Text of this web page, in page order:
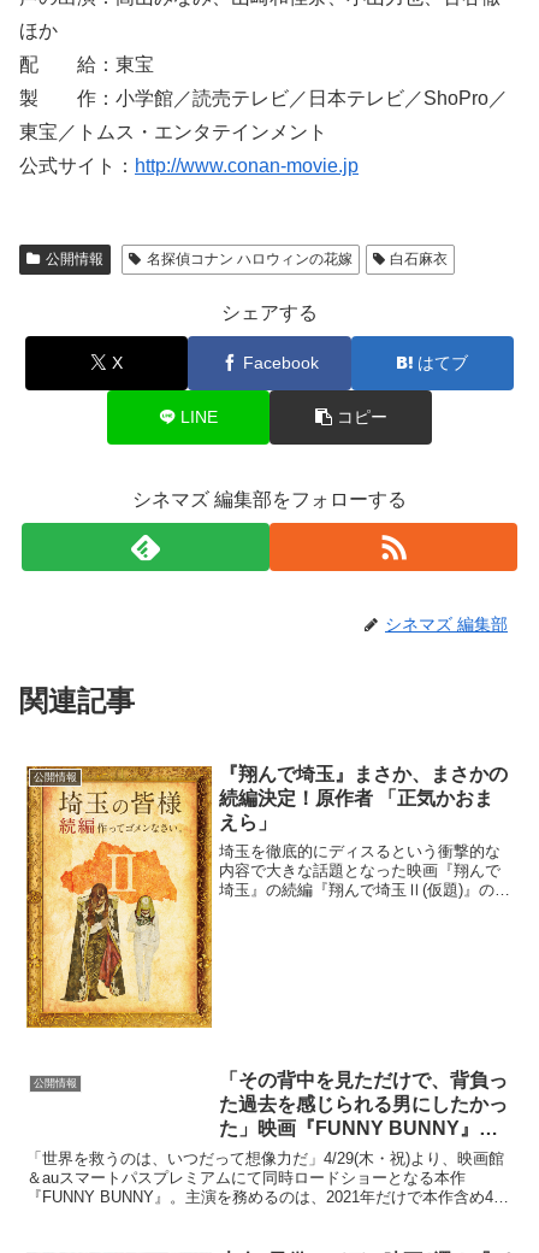
ほか
配 給：東宝
製 作：小学館／読売テレビ／日本テレビ／ShoPro／
東宝／トムス・エンタテインメント
公式サイト： http://www.conan-movie.jp
公開情報 名探偵コナン ハロウィンの花嫁 白石麻衣
シェアする
X Facebook はてブ
LINE コピー
シネマズ 編集部をフォローする
シネマズ 編集部
関連記事
公開情報
『翔んで埼玉』まさか、まさかの
続編決定！原作者 「正気かおま
えら」
埼玉を徹底的にディスるという衝撃的な
内容で大きな話題となった映画『翔んで
埼玉』の続編『翔んで埼玉Ⅱ(仮題)』の制
公開情報
「その背中を見ただけで、背負っ
た過去を感じられる男にしたかっ
た」映画『FUNNY BUNNY』主
演・中川大志が追求した”説得
力”とは
「世界を救うのは、いつだって想像力だ」4/29(木・祝)より、映画館
＆auスマートパスプレミアムにて同時ロードショーとなる本作
『FUNNY BUNNY』。主演を務めるのは、2021年だけで本作含め4本